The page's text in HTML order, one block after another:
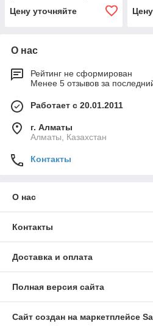
Цену уточняйте
О нас
Рейтинг не сформирован
Менее 5 отзывов за
Работает с 20.01.2011
г. Алматы
Алматы, Казахстан
Контакты
О нас
Контакты
Доставка и оплата
Полная версия сайта
Сайт создан на маркетплейсе